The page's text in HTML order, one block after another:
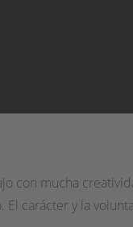
con mucha
carácter y la